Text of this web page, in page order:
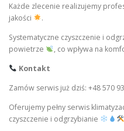
Każde zlecenie realizujemy
jakości
.
Systematyczne czyszczenie i
powietrze
, co wpływa na
Kontakt
Zamów serwis już dziś: +48 570
Oferujemy pełny serwis
czyszczenie i odgrzybianie